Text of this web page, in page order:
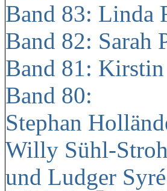
Band 83: Linda
Band 82: Sarah
Band 81:
Band 80:
Stephan
Willy Sühl-
und Ludger Syré